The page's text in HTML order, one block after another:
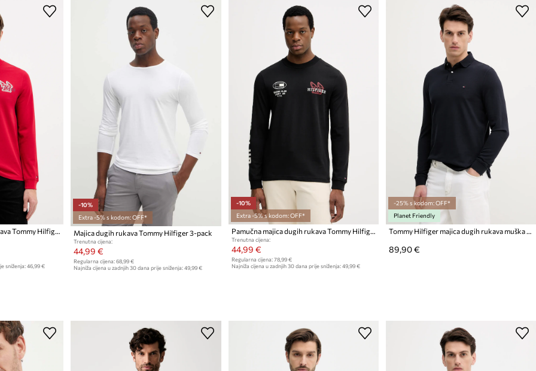
Pamučna majica dugih rukava Tommy Hilfiger
sniženja: 46,99 €
-10%
Extra -5% s kodom: OFF*
Majica dugih rukava Tommy Hilfiger 3-pack
Trenutna cijena:
44,99 €
Regularna cijena: 68,99 €
Najniža cijena u zadnjih 30 dana prije sniženja: 49,99 €
-10%
Extra -5% s kodom: OFF*
Pamučna majica dugih rukava Tommy Hilfiger
Trenutna cijena:
44,99 €
Regularna cijena: 78,99 €
Najniža cijena u zadnjih 30 dana prije sniženja: 49,99 €
-25% s kodom: OFF*
Planet Friendly
Tommy Hilfiger majica dugih rukava muška s pamukom
89,90 €